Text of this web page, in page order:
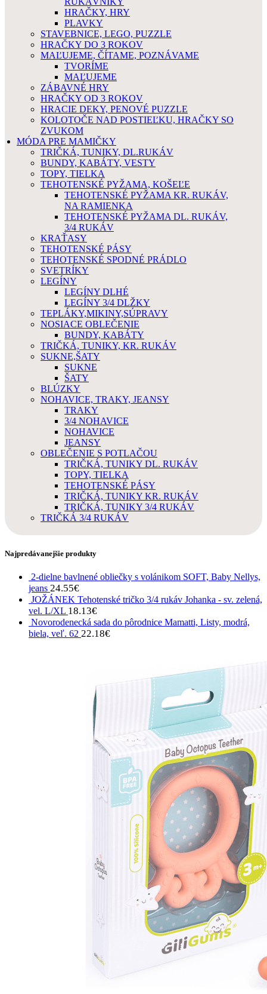
HRAČKY, HRY
PLAVKY
STAVEBNICE, LEGO, PUZZLE
HRAČKY DO 3 ROKOV
MAĽUJEME, ČÍTAME, POZNÁVAME
TVORÍME
MAĽUJEME
ZÁBAVNÉ HRY
HRAČKY OD 3 ROKOV
HRACIE DEKY, PENOVÉ PUZZLE
KOLOTOČE NAD POSTIEĽKU, HRAČKY SO
ZVUKOM
MÓDA PRE MAMIČKY
TRIČKÁ, TUNIKY, DL.RUKÁV
BUNDY, KABÁTY, VESTY
TOPY, TIELKA
TEHOTENSKÉ PYŽAMA, KOŠEĽE
TEHOTENSKÉ PYŽAMA KR. RUKÁV,
NA RAMIENKA
TEHOTENSKÉ PYŽAMA DL. RUKÁV,
3/4 RUKÁV
KRAŤASY
TEHOTENSKÉ PÁSY
TEHOTENSKÉ SPODNÉ PRÁDLO
SVETRÍKY
LEGÍNY
LEGÍNY DLHÉ
LEGÍNY 3/4 DLŽKY
TEPLÁKY,MIKINY,SÚPRAVY
NOSIACE OBLEČENIE
BUNDY, KABÁTY
TRIČKÁ, TUNIKY, KR. RUKÁV
SUKNE,ŠATY
SUKNE
ŠATY
BLÚZKY
NOHAVICE, TRAKY, JEANSY
TRAKY
3/4 NOHAVICE
NOHAVICE
JEANSY
OBLEČENIE S POTLAČOU
TRIČKÁ, TUNIKY DL. RUKÁV
TOPY, TIELKA
TEHOTENSKÉ PÁSY
TRIČKÁ, TUNIKY KR. RUKÁV
TRIČKÁ, TUNIKY 3/4 RUKÁV
TRIČKÁ 3/4 RUKÁV
Najpredávanejšie produkty
2-dielne bavlnené obliečky s volánikom SOFT, Baby Nellys,
jeans 24.55€
JOŽÁNEK Tehotenské tričko 3/4 rukáv Johanka - sv. zelená,
vel. L/XL 18.13€
Novorodenecká sada do pôrodnice Mamatti, Listy, modrá,
biela, veľ. 62 22.18€